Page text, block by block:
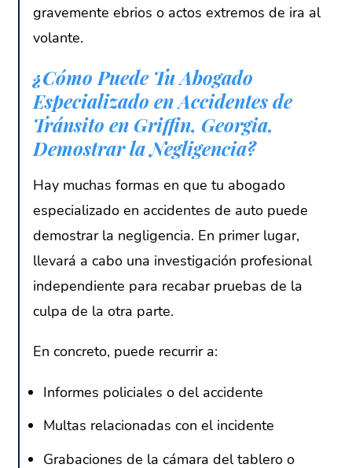
gravemente ebrios o actos extremos de ira al
volante.
¿Cómo Puede Tu Abogado
Especializado en Accidentes de
Tránsito en Griffin, Georgia,
Demostrar la Negligencia?
Hay muchas formas en que tu abogado
especializado en accidentes de auto puede
demostrar la negligencia. En primer lugar,
llevará a cabo una investigación profesional
independiente para recabar pruebas de la
culpa de la otra parte.
En concreto, puede recurrir a:
Informes policiales o del accidente
Multas relacionadas con el incidente
Grabaciones de la cámara del tablero o